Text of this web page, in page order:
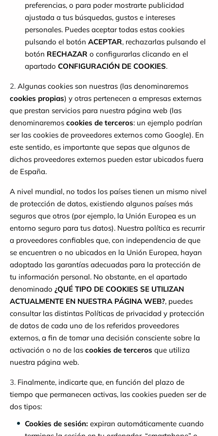
preferencias, o para poder mostrarte publicidad
ajustada a tus búsquedas, gustos e intereses
personales. Puedes aceptar todas estas cookies
pulsando el botón ACEPTAR, rechazarlas pulsando el
botón RECHAZAR o configurarlas clicando en el
apartado CONFIGURACIÓN DE COOKIES.
2. Algunas cookies son nuestras (las denominaremos
cookies propias) y otras pertenecen a empresas externas
que prestan servicios para nuestra página web (las
denominaremos cookies de terceros: un ejemplo podrían
ser las cookies de proveedores externos como Google). En
este sentido, es importante que sepas que algunos de
dichos proveedores externos pueden estar ubicados fuera
de España.
A nivel mundial, no todos los países tienen un mismo nivel
de protección de datos, existiendo algunos países más
seguros que otros (por ejemplo, la Unión Europea es un
entorno seguro para tus datos). Nuestra política es recurrir
a proveedores confiables que, con independencia de que
se encuentren o no ubicados en la Unión Europea, hayan
adoptado las garantías adecuadas para la protección de
tu información personal. No obstante, en el apartado
denominado ¿QUÉ TIPO DE COOKIES SE UTILIZAN
ACTUALMENTE EN NUESTRA PÁGINA WEB?, puedes
consultar las distintas Políticas de privacidad y protección
de datos de cada uno de los referidos proveedores
externos, a fin de tomar una decisión consciente sobre la
activación o no de las cookies de terceros que utiliza
nuestra página web.
3. Finalmente, indicarte que, en función del plazo de
tiempo que permanecen activas, las cookies pueden ser de
dos tipos:
Cookies de sesión: expiran automáticamente cuando